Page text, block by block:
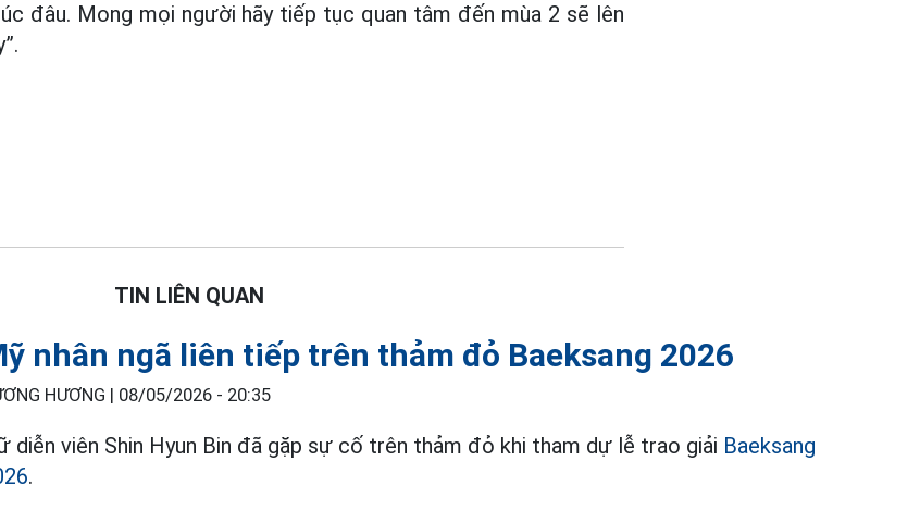
đâu. Mong mọi người hãy tiếp tục quan tâm đến mùa 2 sẽ lên
TIN LIÊN QUAN
nhân ngã liên tiếp trên thảm đỏ Baeksang 2026
HƯƠNG | 08/05/2026 - 20:35
diễn viên Shin Hyun Bin đã gặp sự cố trên thảm đỏ khi tham dự lễ trao giải Baeksang
.